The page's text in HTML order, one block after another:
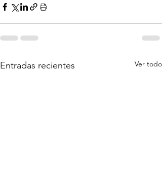
Entradas recientes Ver todo